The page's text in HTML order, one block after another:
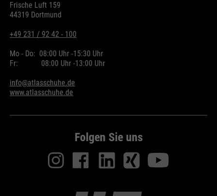
Frische Luft 159
44319 Dortmund
+49 231 / 92 42 - 100
Mo - Do: 08:00 Uhr -15:30 Uhr
Fr:
08:00 Uhr -13:00 Uhr
info@atlasschuhe.de
www.atlasschuhe.de
Folgen Sie uns